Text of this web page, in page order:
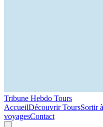
Tribune Hebdo Tours
AccueilDécouvrir ToursSortir
voyagesContact